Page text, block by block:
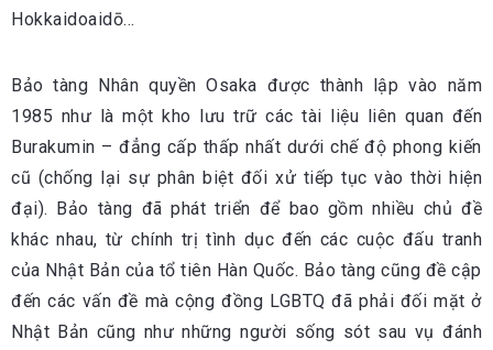
Hokkaidoaidō…
Bảo tàng Nhân quyền Osaka được thành lập vào năm
1985 như là một kho lưu trữ các tài liệu liên quan đến
Burakumin – đẳng cấp thấp nhất dưới chế độ phong kiến
cũ (chống lại sự phân biệt đối xử tiếp tục vào thời hiện
đại). Bảo tàng đã phát triển để bao gồm nhiều chủ đề
khác nhau, từ chính trị tình dục đến các cuộc đấu tranh
của Nhật Bản của tổ tiên Hàn Quốc. Bảo tàng cũng đề cập
đến các vấn đề mà cộng đồng LGBTQ đã phải đối mặt ở
Nhật Bản cũng như những người sống sót sau vụ đánh